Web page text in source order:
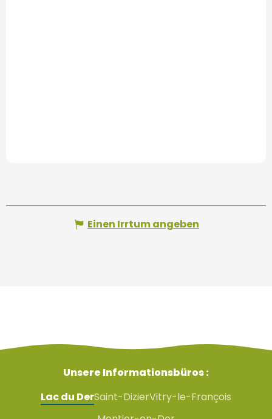
Einen Irrtum angeben
Unsere Informationsbüros :
Lac du DerSaint-DizierVitry-le-François